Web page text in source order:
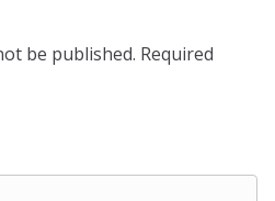
be published. Required